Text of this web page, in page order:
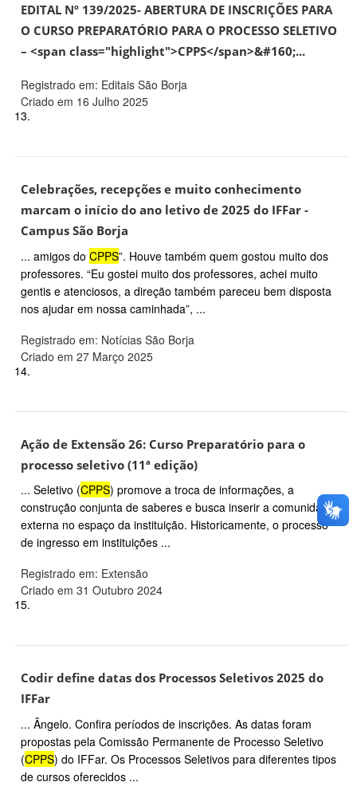
EDITAL Nº 139/2025- ABERTURA DE INSCRIÇÕES PARA
O CURSO PREPARATÓRIO PARA O PROCESSO SELETIVO
– <span class="highlight">CPPS</span>&#160;...
Registrado em: Editais São Borja
Criado em 16 Julho 2025
13.
Celebrações, recepções e muito conhecimento
marcam o início do ano letivo de 2025 do IFFar -
Campus São Borja
... amigos do CPPS”. Houve também quem gostou muito dos
professores. “Eu gostei muito dos professores, achei muito
gentis e atenciosos, a direção também pareceu bem disposta
nos ajudar em nossa caminhada”, ...
Registrado em: Notícias São Borja
Criado em 27 Março 2025
14.
Ação de Extensão 26: Curso Preparatório para o
processo seletivo (11ª edição)
... Seletivo (CPPS) promove a troca de informações, a
construção conjunta de saberes e busca inserir a comunidade
externa no espaço da instituição. Historicamente, o processo
de ingresso em instituições ...
Registrado em: Extensão
Criado em 31 Outubro 2024
15.
Codir define datas dos Processos Seletivos 2025 do
IFFar
... Ângelo. Confira períodos de inscrições. As datas foram
propostas pela Comissão Permanente de Processo Seletivo
(CPPS) do IFFar. Os Processos Seletivos para diferentes tipos
de cursos oferecidos ...